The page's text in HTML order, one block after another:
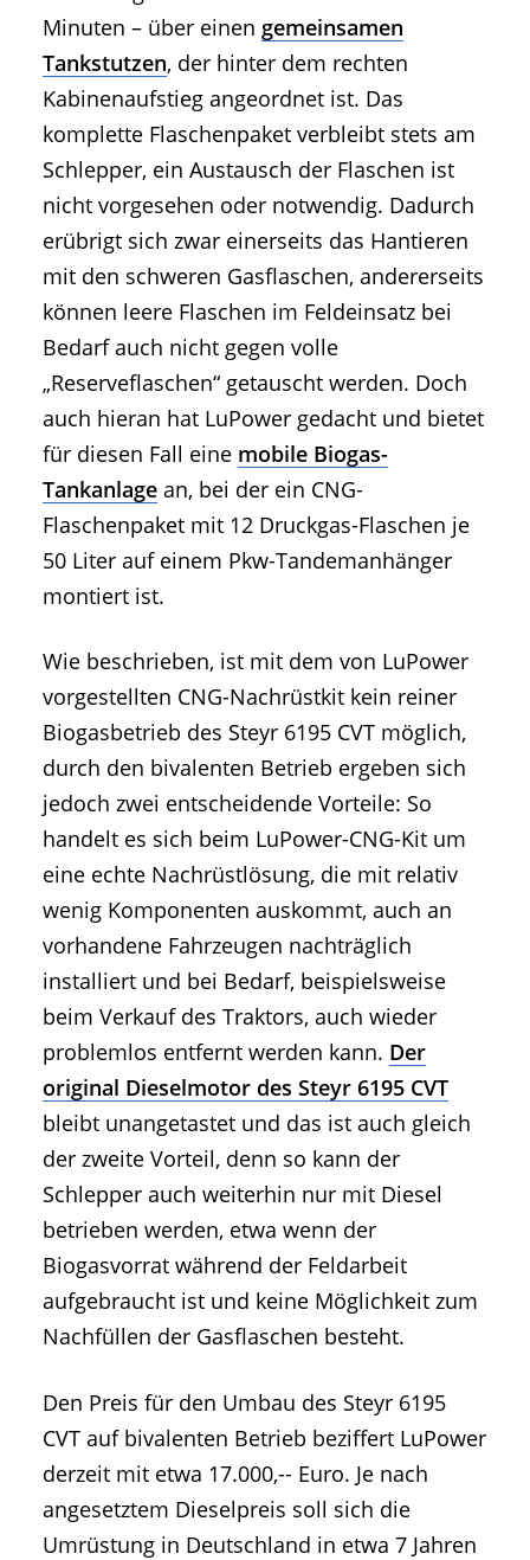
Minuten – über einen gemeinsamen
Tankstutzen, der hinter dem rechten
Kabinenaufstieg angeordnet ist. Das
komplette Flaschenpaket verbleibt stets am
Schlepper, ein Austausch der Flaschen ist
nicht vorgesehen oder notwendig. Dadurch
erübrigt sich zwar einerseits das Hantieren
mit den schweren Gasflaschen, andererseits
können leere Flaschen im Feldeinsatz bei
Bedarf auch nicht gegen volle
„Reserveflaschen“ getauscht werden. Doch
auch hieran hat LuPower gedacht und bietet
für diesen Fall eine mobile Biogas-
Tankanlage an, bei der ein CNG-
Flaschenpaket mit 12 Druckgas-Flaschen je
50 Liter auf einem Pkw-Tandemanhänger
montiert ist.
Wie beschrieben, ist mit dem von LuPower
vorgestellten CNG-Nachrüstkit kein reiner
Biogasbetrieb des Steyr 6195 CVT möglich,
durch den bivalenten Betrieb ergeben sich
jedoch zwei entscheidende Vorteile: So
handelt es sich beim LuPower-CNG-Kit um
eine echte Nachrüstlösung, die mit relativ
wenig Komponenten auskommt, auch an
vorhandene Fahrzeugen nachträglich
installiert und bei Bedarf, beispielsweise
beim Verkauf des Traktors, auch wieder
problemlos entfernt werden kann. Der
original Dieselmotor des Steyr 6195 CVT
bleibt unangetastet und das ist auch gleich
der zweite Vorteil, denn so kann der
Schlepper auch weiterhin nur mit Diesel
betrieben werden, etwa wenn der
Biogasvorrat während der Feldarbeit
aufgebraucht ist und keine Möglichkeit zum
Nachfüllen der Gasflaschen besteht.
Den Preis für den Umbau des Steyr 6195
CVT auf bivalenten Betrieb beziffert LuPower
derzeit mit etwa 17.000,-- Euro. Je nach
angesetztem Dieselpreis soll sich die
Umrüstung in Deutschland in etwa 7 Jahren